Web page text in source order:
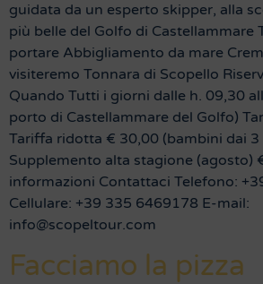
guidata da un esperto skipper, alla
più belle del Golfo di Castellammare
portare Abbigliamento da mare
visiteremo Tonnara di Scopello
Quando Tutti i giorni dalle h. 09,30
porto di Castellammare del Golfo)
Tariffa ridotta € 30,00 (bambini dai 3
Supplemento alta stagione (agosto)
informazioni Contattaci Telefono:
Cellulare: +39 335 6469178 E-mail:
info@scopeltour.com
Facciamo la pizza